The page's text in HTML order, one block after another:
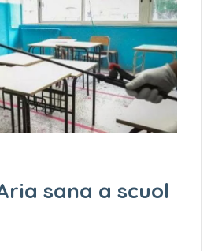
sana a scuol